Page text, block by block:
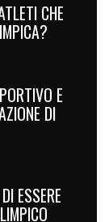
CHE
E
DI
ESSERE